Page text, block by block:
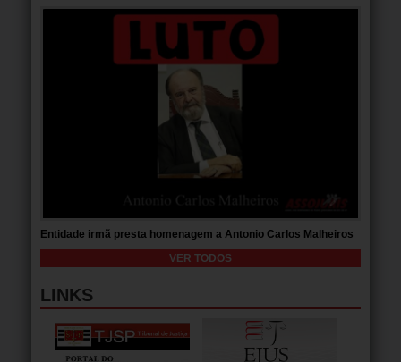
Entidade irmã presta homenagem a Antonio Carlos Malheiros
VER TODOS
LINKS